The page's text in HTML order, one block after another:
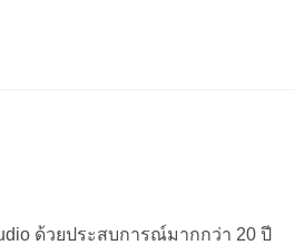
ด้วยประสบการณ์มากกว่า 20 ปี